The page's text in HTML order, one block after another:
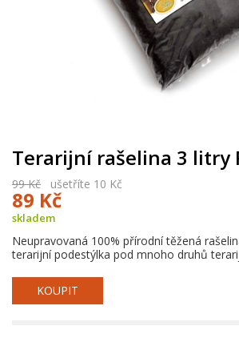
Terarijní rašelina 3 litry
99 Kč ušetříte 10 Kč
89 Kč
skladem
Neupravovaná 100% přírodní těžená
terarijní podestýlka pod mnoho druhů
KOUPIT